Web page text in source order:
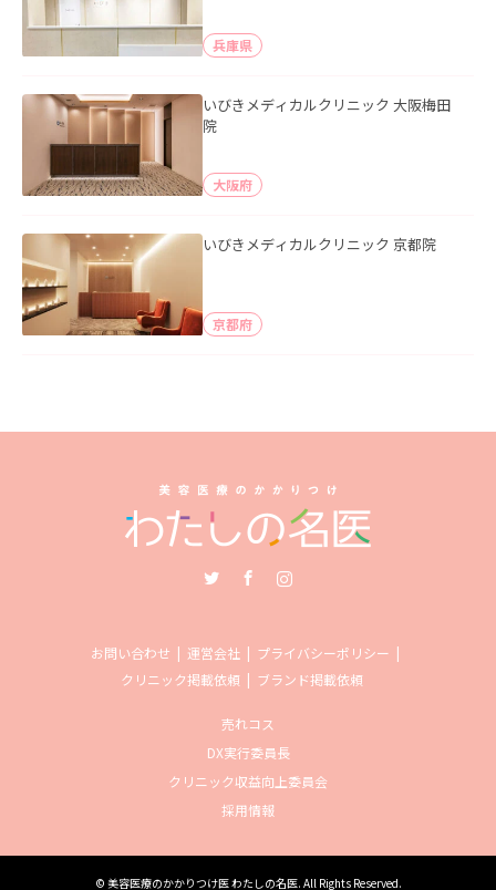
兵庫県
いびきメディカルクリニック 大阪梅田
院
大阪府
いびきメディカルクリニック 京都院
京都府
お問い合わせ 運営会社
プライバシーポリシー
クリニック掲載依頼
ブランド掲載依頼
売れコス
DX実行委員長
クリニック収益向上委員会
採用情報
© 美容医療のかかりつけ医 わたしの名医. All Rights Reserved.